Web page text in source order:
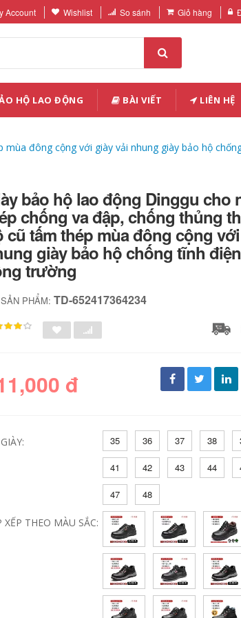
Account Wishlist So sánh Giỏ hàng
HỘ LAO ĐỘNG BÀI VIẾT LIÊN HỆ
đông cộng với giày vải nhung giày bảo hộ
bảo hộ lao động Dinggu cho
chống va đập, chống thủng
cũ tấm thép mùa đông cộng
giày bảo hộ chống tĩnh
trường
PHẨM:TD-652417364234
đ
35 36 37 38
41 42 43 44
47 48
XẾP THEO MÀU SẮC: